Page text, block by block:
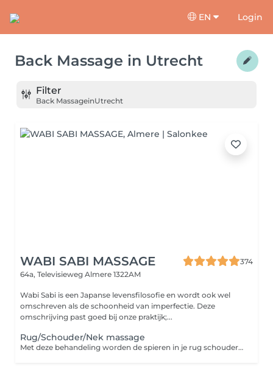
EN Login
Back Massage in Utrecht
Filter
Back MassageinUtrecht
WABI SABI MASSAGE
374
64a, Televisieweg Almere 1322AM
Wabi Sabi is een Japanse levensfilosofie en wordt ook wel
omschreven als de schoonheid van imperfectie. Deze
omschrijving past goed bij onze praktijk;...
Rug/Schouder/Nek massage
Met deze behandeling worden de spieren in je rug schouder en nek goed losgemaakt en ga je weer licht en met nieuwe energie de deur uit. Geef ons vooral je wensen en behoeften aan. In 30min kunnen we heel veel voor je bekenenen!